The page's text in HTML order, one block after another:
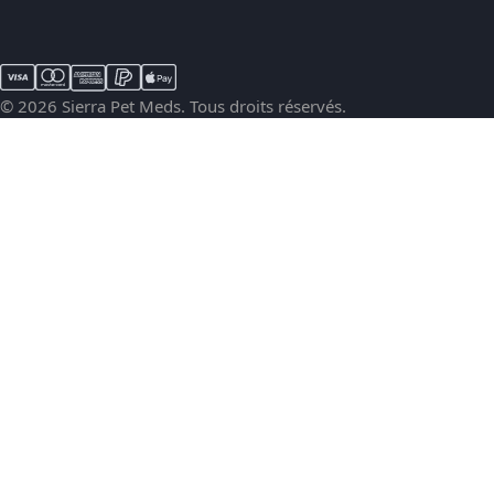
© 2026 Sierra Pet Meds. Tous droits réservés.